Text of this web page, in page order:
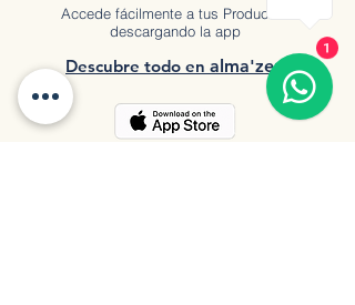
Accede fácilmente a tus Productos
descargando la app
Descubre todo en a lma'zen
1